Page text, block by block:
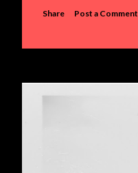
Share Post a Comment